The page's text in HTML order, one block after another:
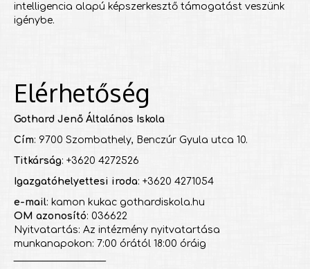
intelligencia alapú képszerkesztő támogatást veszünk
igénybe.
Elérhetőség
Gothard Jenő Általános Iskola
Cím: 9700 Szombathely, Benczúr Gyula utca 10.
Titkárság: +3620 4272526
Igazgatóhelyettesi iroda: +3620 4271054
e-mail: kamon kukac gothardiskola.hu
OM azonosító: 036622
Nyitvatartás: Az intézmény nyitvatartása
munkanapokon: 7:00 órától 18:00 óráig